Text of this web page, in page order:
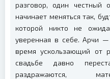
разговор, один
начинает меняться так,
которой никто не
уверенная в себе. Арчи —
время ускользающий от
свадьбе давно
раздражаются,